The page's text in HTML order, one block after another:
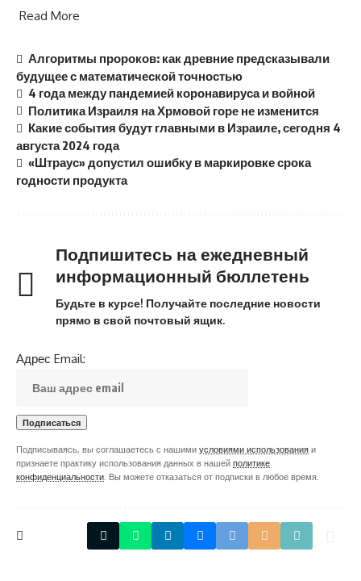
Read More
Алгоритмы пророков: как древние предсказывали
будущее с математической точностью
4 года между пандемией коронавируса и войной
Политика Израиля на Хрмовой горе не изменится
Какие события будут главными в Израиле, сегодня 4
августа 2024 года
«Штраус» допустил ошибку в маркировке срока
годности продукта
Подпишитесь на ежедневный
информационный бюллетень
Будьте в курсе! Получайте последние новости
прямо в свой почтовый ящик.
Адрес Email:
Подписываясь, вы соглашаетесь с нашими условиями использования и
признаете практику использования данных в нашей политике
конфиденциальности . Вы можете отказаться от подписки в любое время.